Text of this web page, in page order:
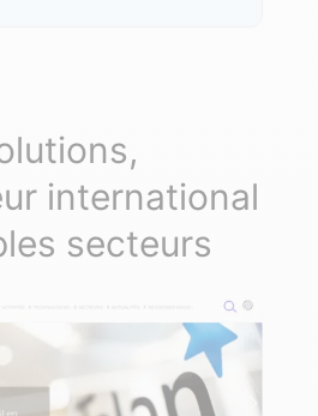
international
secteurs